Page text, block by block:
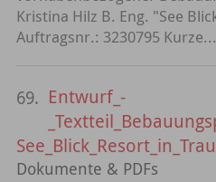
Kristina Hilz B. Eng. "See
Auftragsnr.: 3230795 Kurze...
69. Entwurf_-
Dokumente & PDFs